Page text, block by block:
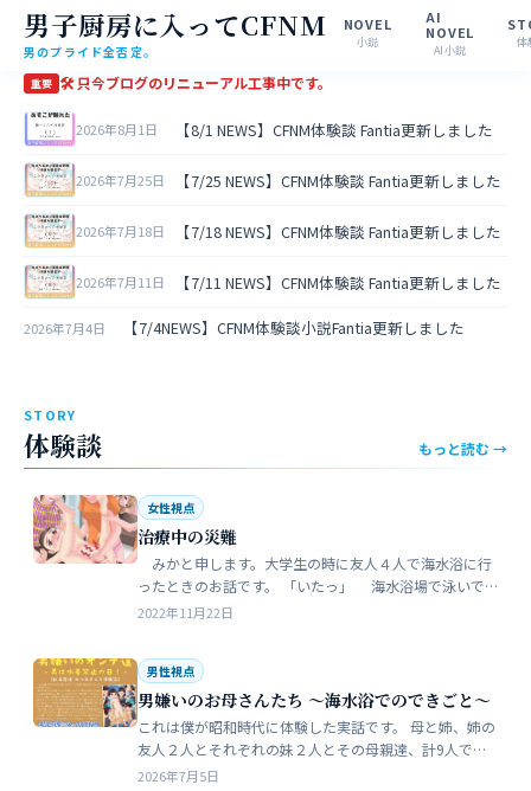
男子厨房に入ってCFNM
男のプライド全否定。
NOVEL
小説
AI
NOVEL
AI小説 体
重要 🛠 只今ブログのリニューアル工事中です。
2026年8月1日 【8/1 NEWS】CFNM体験談 Fantia更新しました
2026年7月25日 【7/25 NEWS】CFNM体験談 Fantia更新しました
2026年7月18日 【7/18 NEWS】CFNM体験談 Fantia更新しました
2026年7月11日 【7/11 NEWS】CFNM体験談 Fantia更新しました
2026年7月4日 【7/4NEWS】CFNM体験談小説Fantia更新しました
STORY
体験談 もっと読む →
女性視点
治療中の災難
みかと申します。大学生の時に友人４人で海水浴に行
ったときのお話です。 「いたっ」 海水浴場で泳いで
いたら、友人のしいなが空瓶で足を切っちゃったんで
2022年11月22日
男性視点
男嫌いのお母さんたち 〜海水浴でのできごと〜
これは僕が昭和時代に体験した実話です。 母と姉、姉の
友人２人とそれぞれの妹２人とその母親達、計9人で海
水浴に行きました。当時、僕はS学５年生で姉の美香はC
2026年7月5日